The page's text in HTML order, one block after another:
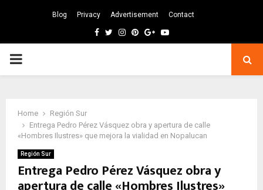
Blog Privacy Advertisement Contact
Facebook
TwitterInstagram
Pinterest
GoogleYoutube
PRIMARY
Home
Región Sur
Entrega Pedro Pérez Vásquez obra y apertura de calle
«Hombres Ilustres» que mejora la vialidad en Nopalucan
Región Sur
Entrega Pedro Pérez Vásquez obra y